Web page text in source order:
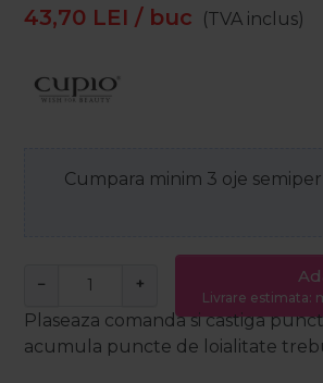
43,70 LEI / buc (TVA inclus)
Cumpara minim 3 oje
− +
Livrare estimata:
Plaseaza comanda si castiga
acumula puncte de loialitate